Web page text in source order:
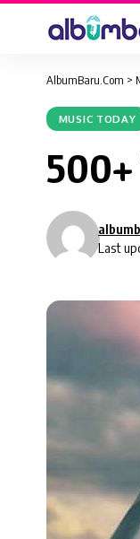
AlbumBaru.Com >
MUSIC TODAY
Last